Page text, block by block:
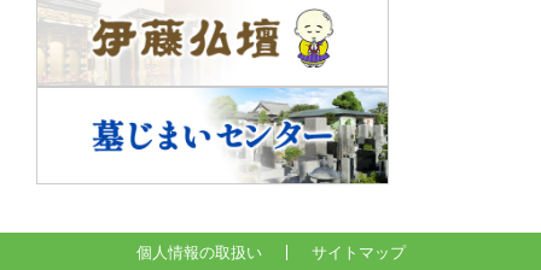
個人情報の取扱い サイトマップ